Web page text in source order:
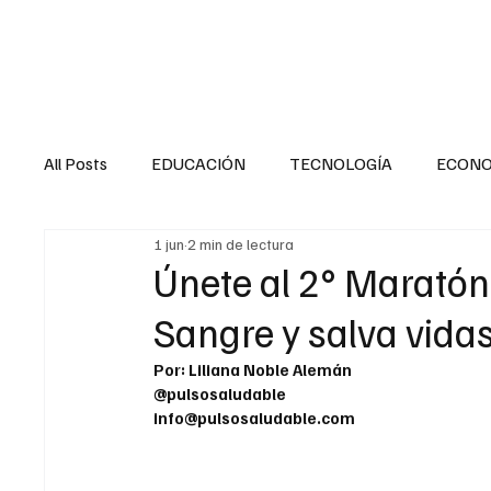
All Posts EDUCACIÓN TECNOLOGÍA
SALUD EN EL SECTOR PÚBLICO
MENTAL LA ENTREVISTA ANIMAL
INTERNACIONAL GENERAL INTERNACIONAL
Únete al 2°
Sangre y salva
1 jun 2 min de lectura
Por: Liliana Noble Alemán
@pulsosaludable
info@pulsosaludable.com